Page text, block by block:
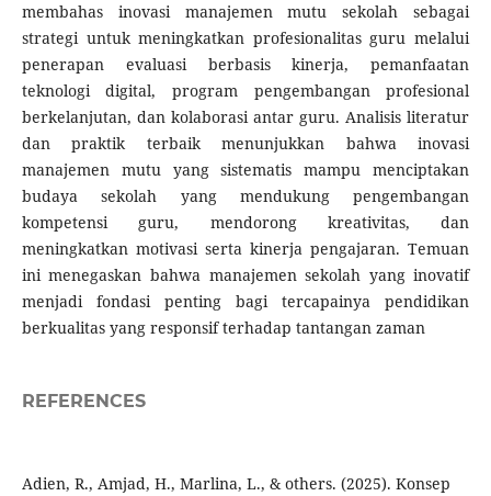
membahas inovasi manajemen mutu sekolah sebagai
strategi untuk meningkatkan profesionalitas guru melalui
penerapan evaluasi berbasis kinerja, pemanfaatan
teknologi digital, program pengembangan profesional
berkelanjutan, dan kolaborasi antar guru. Analisis literatur
dan praktik terbaik menunjukkan bahwa inovasi
manajemen mutu yang sistematis mampu menciptakan
budaya sekolah yang mendukung pengembangan
kompetensi guru, mendorong kreativitas, dan
meningkatkan motivasi serta kinerja pengajaran. Temuan
ini menegaskan bahwa manajemen sekolah yang inovatif
menjadi fondasi penting bagi tercapainya pendidikan
berkualitas yang responsif terhadap tantangan zaman
REFERENCES
Adien, R., Amjad, H., Marlina, L., & others. (2025). Konsep